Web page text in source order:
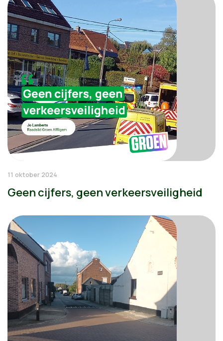
11 oktober 2024
Geen cijfers, geen verkeersveiligheid